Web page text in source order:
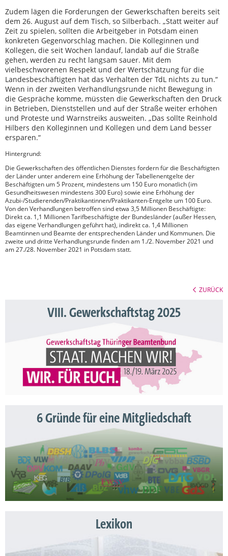
Zudem lägen die Forderungen der Gewerkschaften bereits seit
dem 26. August auf dem Tisch, so Silberbach. „Statt weiter auf
Zeit zu spielen, sollten die Arbeitgeber in Potsdam einen
konkreten Gegenvorschlag machen. Die Kolleginnen und
Kollegen, die seit Wochen landauf, landab auf die Straße
gehen, werden zu recht langsam sauer. Mit dem
vielbeschworenen Respekt und der Wertschätzung für die
Landesbeschäftigten hat das Verhalten der TdL nichts zu tun.“
Wenn in der zweiten Verhandlungsrunde nicht Bewegung in
die Gespräche komme, müssten die Gewerkschaften den Druck
in Betrieben, Dienststellen und auf der Straße weiter erhöhen
und Proteste und Warnstreiks ausweiten. „Das sollte Reinhold
Hilbers den Kolleginnen und Kollegen und dem Land besser
ersparen.“
Hintergrund:
Die Gewerkschaften des öffentlichen Dienstes fordern für die Beschäftigten
der Länder unter anderem eine Erhöhung der Tabellenentgelte der
Beschäftigten um 5 Prozent, mindestens um 150 Euro monatlich (im
Gesundheitswesen mindestens 300 Euro) sowie eine Erhöhung der
Azubi-/Studierenden/Praktikantinnen/Praktikanten-Entgelte um 100 Euro.
Von den Verhandlungen betroffen sind etwa 3,5 Millionen Beschäftigte:
Direkt ca. 1,1 Millionen Tarifbeschäftigte der Bundesländer (außer Hessen,
das eigene Verhandlungen geführt hat), indirekt ca. 1,4 Millionen
Beamtinnen und Beamte der entsprechenden Länder und Kommunen. Die
zweite und dritte Verhandlungsrunde finden am 1./2. November 2021 und
am 27./28. November 2021 in Potsdam statt.
ZURÜCK
VIII. Gewerkschaftstag 2025
6 Gründe für eine Mitgliedschaft
Lexikon